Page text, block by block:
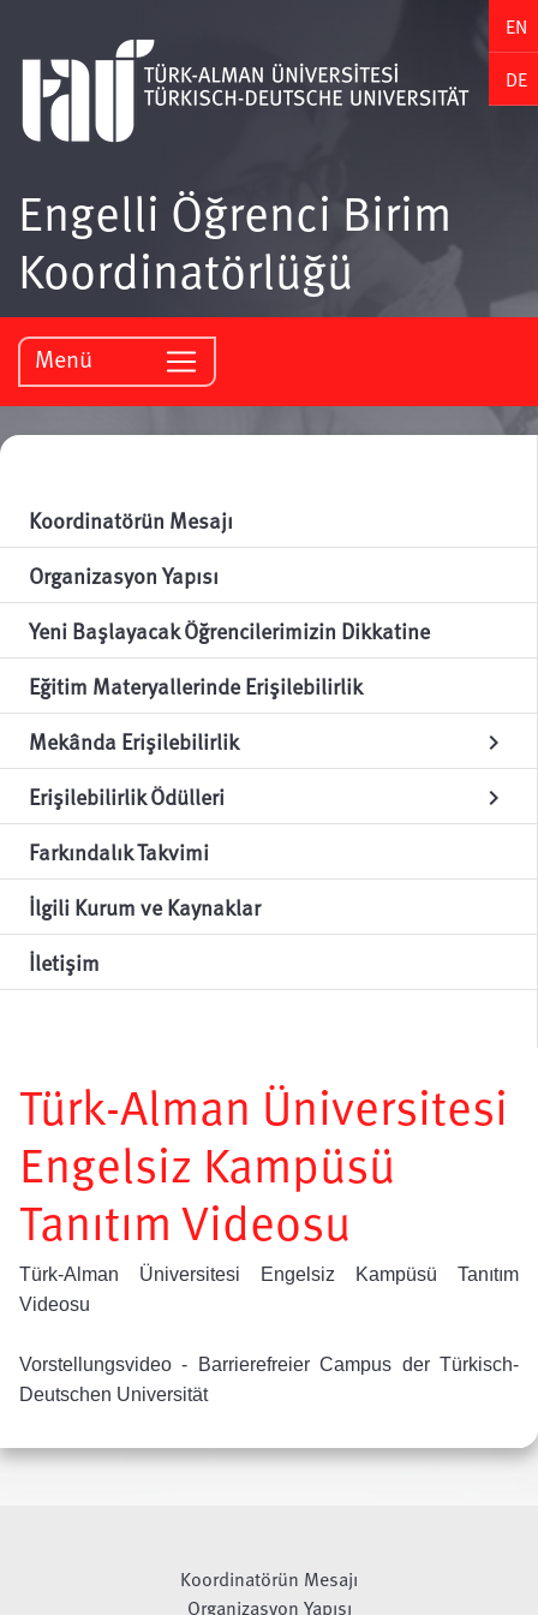
EN
DE
Engelli Öğrenci Birim
Koordinatörlüğü
Menü
Koordinatörün Mesajı
Organizasyon Yapısı
Yeni Başlayacak Öğrencilerimizin Dikkatine
Eğitim Materyallerinde Erişilebilirlik
Mekânda Erişilebilirlik
chevron_right
Erişilebilirlik Ödülleri chevron_right
Farkındalık Takvimi
İlgili Kurum ve Kaynaklar
İletişim
Türk-Alman Üniversitesi
Engelsiz Kampüsü
Tanıtım Videosu
Türk-Alman Üniversitesi Engelsiz Kampüsü Tanıtım
Videosu
Vorstellungsvideo - Barrierefreier Campus der Türkisch-
Deutschen Universität
Koordinatörün Mesajı
Organizasyon Yapısı